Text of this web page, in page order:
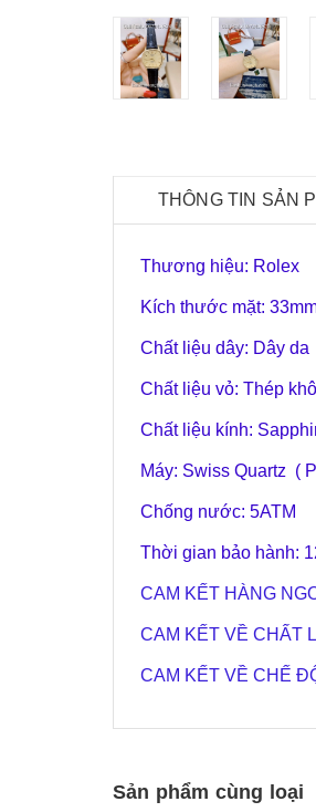
THÔNG TIN SẢN
Thương hiệu: Rolex
Kích thước mặt:
Chất liệu dây: Dây da
Chất liệu vỏ: Thép
Chất liệu kính:
Máy: Swiss Quartz (
Chống nước: 5ATM
Thời gian bảo hành:
CAM KẾT HÀNG
CAM KẾT VỀ CHẤT
CAM KẾT VỀ CHẾ
Sản phẩm cùng loại